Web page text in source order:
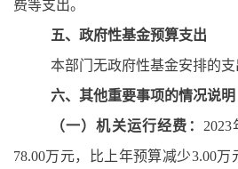
费等支出。
五、政府性基金预算支出
本部门无政府性基金安排的支
六、其他重要事项的情况说明
（一）机关运行经费：
78.00万元，比上年预算减少3.00万